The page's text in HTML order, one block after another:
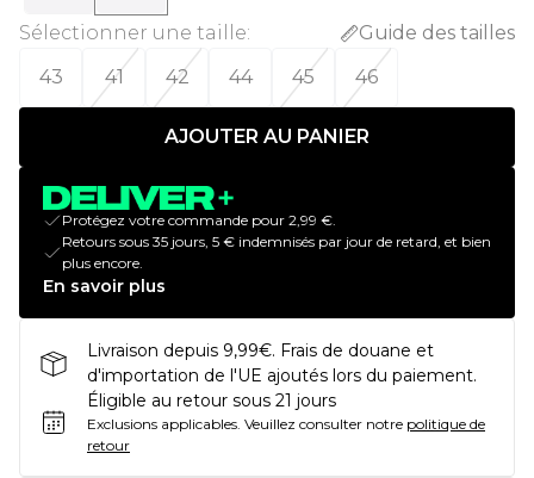
Sélectionner une taille:
Guide des tailles
43
41 42 44 45 46
AJOUTER AU PANIER
Protégez votre commande pour 2,99 €.
Retours sous 35 jours, 5 € indemnisés par jour de retard, et bien
plus encore.
En savoir plus
Livraison depuis 9,99€. Frais de douane et
d'importation de l'UE ajoutés lors du paiement.
Éligible au retour sous 21 jours
Exclusions applicables. Veuillez consulter notre politique de
retour